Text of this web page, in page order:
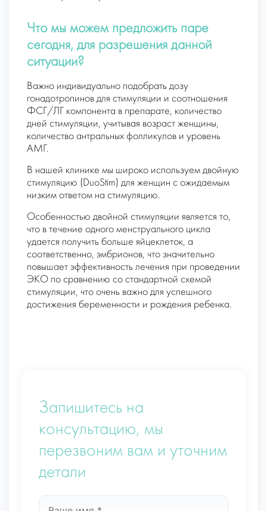
Что мы можем предложить паре
сегодня, для разрешения данной
ситуации?
Важно индивидуально подобрать дозу
гонадотропинов для стимуляции и соотношения
ФСГ/ЛГ компонента в препарате, количество
дней стимуляции, учитывая возраст женщины,
количество антральных фолликулов и уровень
АМГ.
В нашей клинике мы широко используем двойную
стимуляцию (DuoStim) для женщин с ожидаемым
низким ответом на стимуляцию.
Особенностью двойной стимуляции является то,
что в течение одного менструального цикла
удается получить больше яйцеклеток, а
соответственно, эмбрионов, что значительно
повышает эффективность лечения при проведении
ЭКО по сравнению со стандартной схемой
стимуляции, что очень важно для успешного
достижения беременности и рождения ребенка.
Запишитесь на
консультацию, мы
перезвоним вам и уточним
детали